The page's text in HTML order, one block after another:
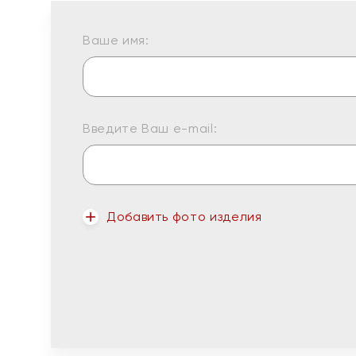
Ваше имя:
Введите Ваш e-mail:
Добавить фото изделия